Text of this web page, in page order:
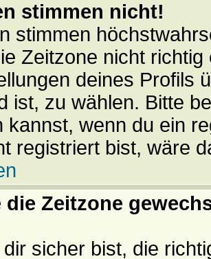
stimmen nicht!
stimmen
Zeitzone nicht
deines Profils
ist, zu wählen. Bitte
kannst, wenn du ein
registriert bist, wäre
die Zeitzone
sicher bist, die